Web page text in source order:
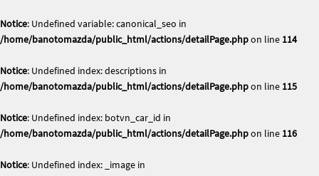
Notice: Undefined variable: canonical_seo in
/home/banotomazda/public_html/actions/detailPage.phpon line 114
Notice: Undefined index: descriptions in
/home/banotomazda/public_html/actions/detailPage.phpon line 115
Notice: Undefined index: botvn_car_id in
/home/banotomazda/public_html/actions/detailPage.phpon line 116
Notice: Undefined index: _image in